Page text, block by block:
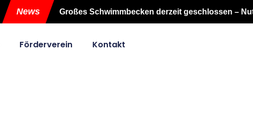
News Großes Schwimmbecken derzeit geschlossen –
Förderverein Kontakt